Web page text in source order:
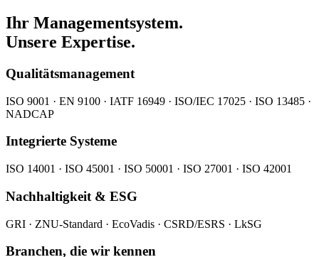
Ihr Managementsystem.
Unsere Expertise.
Qualitätsmanagement
ISO 9001 · EN 9100 · IATF 16949 · ISO/IEC 17025 · ISO 13485 ·
NADCAP
Integrierte Systeme
ISO 14001 · ISO 45001 · ISO 50001 · ISO 27001 · ISO 42001
Nachhaltigkeit & ESG
GRI · ZNU-Standard · EcoVadis · CSRD/ESRS · LkSG
Branchen, die wir kennen